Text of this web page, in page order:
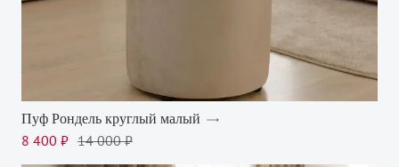
Пуф Рондель круглый малый
8 400 ₽ 14 000 ₽